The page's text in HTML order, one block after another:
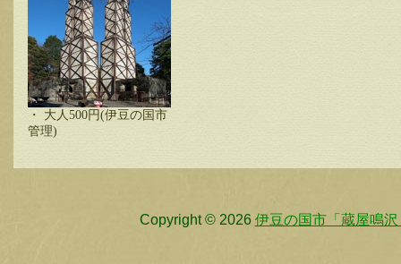
・ 大人500円(伊豆の国市
管理)
Copyright © 2026 伊豆の国市「蔵屋鳴